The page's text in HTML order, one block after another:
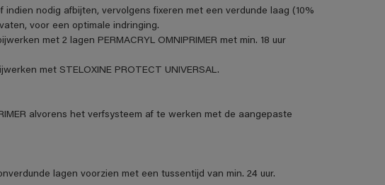
nodig afbijten, vervolgens fixeren met een verdunde laag (10%
voor een optimale indringing.
met 2 lagen PERMACRYL OMNIPRIMER met min. 18 uur
met STELOXINE PROTECT UNIVERSAL.
alvorens het verfsysteem af te werken met de aangepaste
lagen voorzien met een tussentijd van min. 24 uur.